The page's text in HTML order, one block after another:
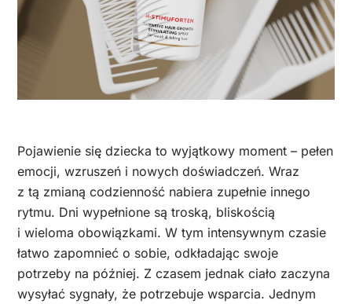
Pojawienie się dziecka to wyjątkowy moment – pełen
emocji, wzruszeń i nowych doświadczeń. Wraz
z tą zmianą codzienność nabiera zupełnie innego
rytmu. Dni wypełnione są troską, bliskością
i wieloma obowiązkami. W tym intensywnym czasie
łatwo zapomnieć o sobie, odkładając swoje
potrzeby na później. Z czasem jednak ciało zaczyna
wysyłać sygnały, że potrzebuje wsparcia. Jednym